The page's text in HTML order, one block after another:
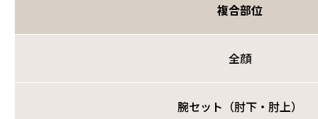
複合部位
全顔
腕セット（肘下・肘上）